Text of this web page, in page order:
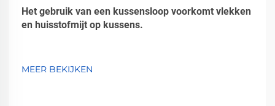
Het gebruik van een kussensloop voorkomt vlekken
en huisstofmijt op kussens.
MEER BEKIJKEN